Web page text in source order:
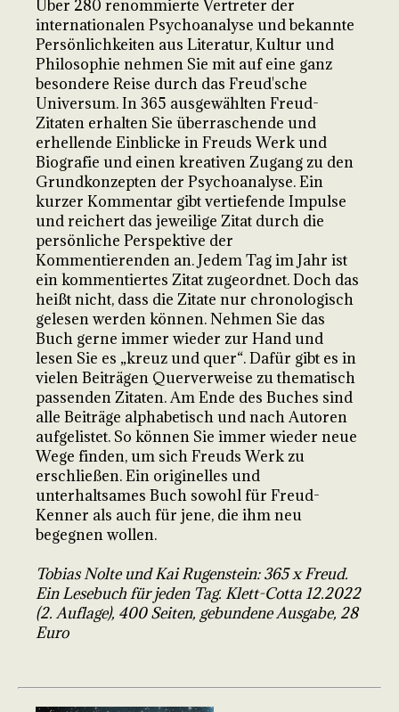
Über 280 renommierte Vertreter der
internationalen Psychoanalyse und bekannte
Persönlichkeiten aus Literatur, Kultur und
Philosophie nehmen Sie mit auf eine ganz
besondere Reise durch das Freud'sche
Universum. In 365 ausgewählten Freud-
Zitaten erhalten Sie überraschende und
erhellende Einblicke in Freuds Werk und
Biografie und einen kreativen Zugang zu den
Grundkonzepten der Psychoanalyse. Ein
kurzer Kommentar gibt vertiefende Impulse
und reichert das jeweilige Zitat durch die
persönliche Perspektive der
Kommentierenden an. Jedem Tag im Jahr ist
ein kommentiertes Zitat zugeordnet. Doch das
heißt nicht, dass die Zitate nur chronologisch
gelesen werden können. Nehmen Sie das
Buch gerne immer wieder zur Hand und
lesen Sie es „kreuz und quer“. Dafür gibt es in
vielen Beiträgen Querverweise zu thematisch
passenden Zitaten. Am Ende des Buches sind
alle Beiträge alphabetisch und nach Autoren
aufgelistet. So können Sie immer wieder neue
Wege finden, um sich Freuds Werk zu
erschließen. Ein originelles und
unterhaltsames Buch sowohl für Freud-
Kenner als auch für jene, die ihm neu
begegnen wollen.
Tobias Nolte und Kai Rugenstein: 365 x Freud.
Ein Lesebuch für jeden Tag. Klett-Cotta 12.2022
(2. Auflage), 400 Seiten, gebundene Ausgabe, 28
Euro